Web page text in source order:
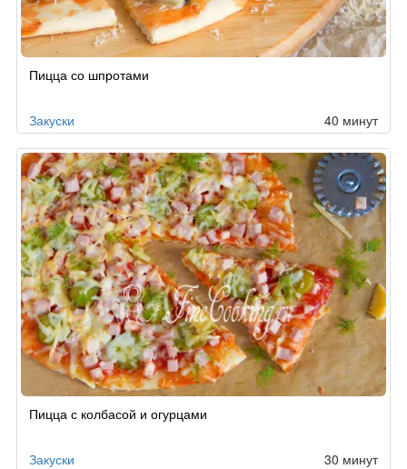
Пицца со шпротами
Закуски 40 минут
Пицца с колбасой и огурцами
Закуски 30 минут